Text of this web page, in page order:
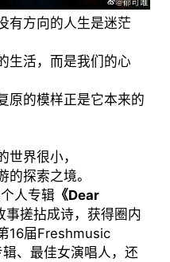
有方向的人生是迷茫
生活，而是我们的心
原的模样正是它本来的
界很小，
探索之境。
人专辑 《Dear
事搓拈成诗，获得圈内
16届Freshmusic
、最佳女演唱人，还